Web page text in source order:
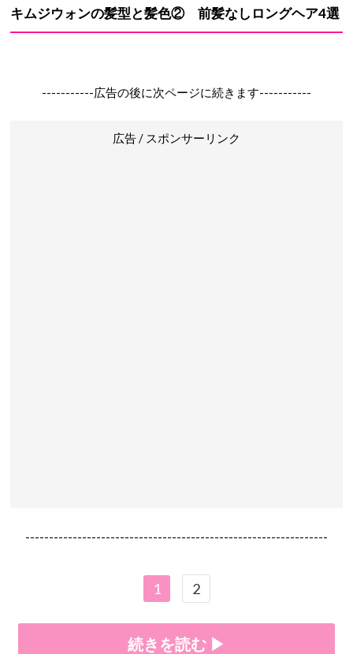
キムジウォンの髪型と髪色② 前髪なしロングヘア4選
-----------広告の後に次ページに続きます-----------
広告 / スポンサーリンク
----------------------------------------------------------------
1 2
続きを読む ▶